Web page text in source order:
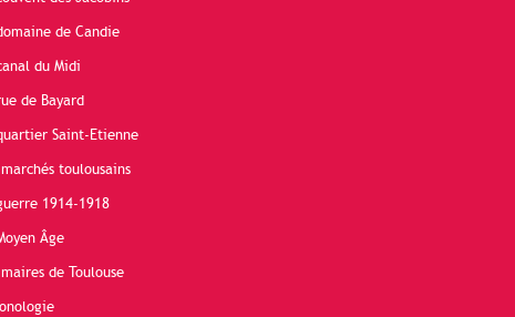
de Candie
du Midi
de Bayard
Saint-Etienne
toulousains
1914-1918
Âge
de Toulouse